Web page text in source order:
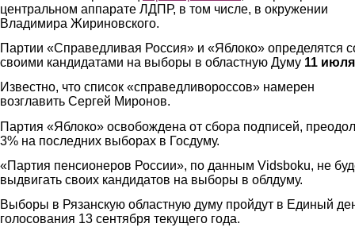
центральном аппарате ЛДПР, в том числе, в окружении
Владимира Жириновского.
Партии «Справедливая Россия» и «Яблоко» определятся
своими кандидатами на выборы в областную Думу 11 июля
Известно, что список «справедливороссов» намерен
возглавить Сергей Миронов.
Партия «Яблоко» освобождена от сбора подписей,
3% на последних выборах в Госдуму.
«Партия пенсионеров России», по данным Vidsboku, не
выдвигать своих кандидатов на выборы в облдуму.
Выборы в Рязанскую областную думу пройдут в Единый
голосования 13 сентября текущего года.